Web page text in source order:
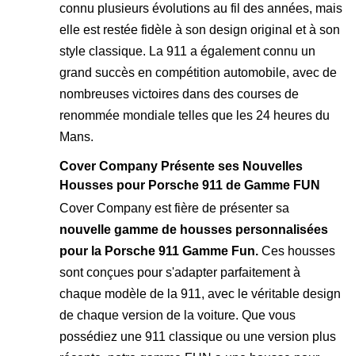
connu plusieurs évolutions au fil des années, mais
elle est restée fidèle à son design original et à son
style classique. La 911 a également connu un
grand succès en compétition automobile, avec de
nombreuses victoires dans des courses de
renommée mondiale telles que les 24 heures du
Mans.
Cover Company Présente ses Nouvelles
Housses pour Porsche 911 de Gamme FUN
Cover Company est fière de présenter sa
nouvelle gamme de housses personnalisées
pour la Porsche 911 Gamme Fun. Ces housses
sont conçues pour s'adapter parfaitement à
chaque modèle de la 911, avec le véritable design
de chaque version de la voiture. Que vous
possédiez une 911 classique ou une version plus